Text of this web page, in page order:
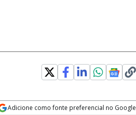
Adicione como fonte preferencial no Google